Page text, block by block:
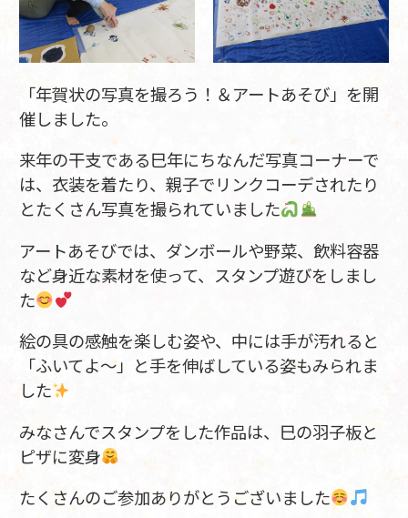
「年賀状の写真を撮ろう！＆アートあそび」を開
催しました。
来年の干支である巳年にちなんだ写真コーナーで
は、衣装を着たり、親子でリンクコーデされたり
とたくさん写真を撮られていました
アートあそびでは、ダンボールや野菜、飲料容器
など身近な素材を使って、スタンプ遊びをしまし
た
絵の具の感触を楽しむ姿や、中には手が汚れると
「ふいてよ〜」と手を伸ばしている姿もみられま
した
みなさんでスタンプをした作品は、巳の羽子板と
ピザに変身
たくさんのご参加ありがとうございました